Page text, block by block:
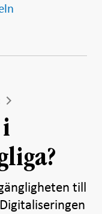
till